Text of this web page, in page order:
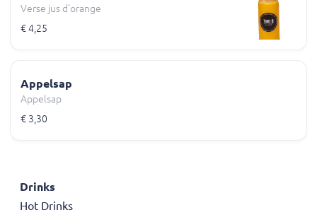
Verse jus d'orange
€ 4,25
Appelsap
Appelsap
€ 3,30
Drinks
Hot Drinks